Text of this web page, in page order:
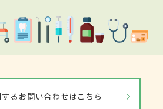
るお問い合わせはこちら